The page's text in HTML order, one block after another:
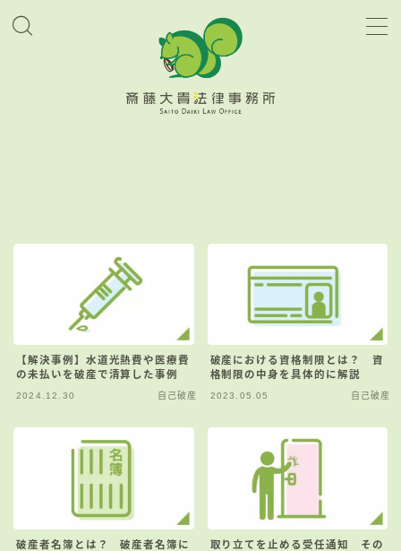
お役立ちブログ
お問い合わせ
【解決事例】水道光熱費や医療費
の未払いを破産で清算した事例
2024.12.30 自己破産
破産における資格制限とは？ 資
格制限の中身を具体的に解説
2023.05.05 自己破産
破産者名簿とは？ 破産者名簿に
取り立てを止める受任通知 その